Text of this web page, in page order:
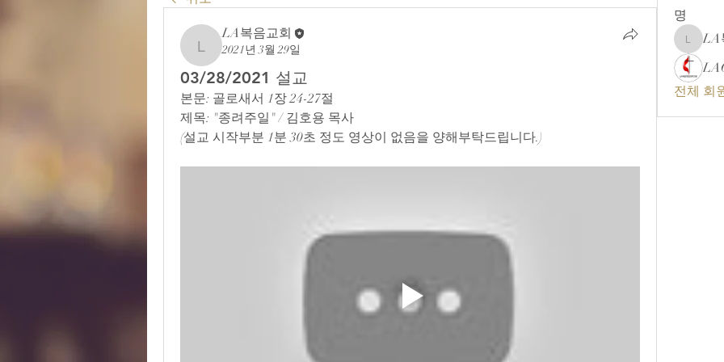
LA복음교회
LA복음교회
2021년 3월 29일
03/28/2021 설교
본문: 골로새서 1장 24-27절
제목: "종려주일" / 김호용 목사
(설교 시작부분 1분 30초 정도 영상이 없음을 양해부탁드립니다.)
명
LA복음
LA
전체 회